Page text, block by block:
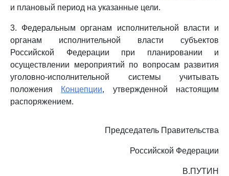
и плановый период на указанные цели.
3. Федеральным органам исполнительной власти и
органам исполнительной власти субъектов
Российской Федерации при планировании и
осуществлении мероприятий по вопросам развития
уголовно-исполнительной системы учитывать
положения Концепции, утвержденной настоящим
распоряжением.
Председатель Правительства
Российской Федерации
В.ПУТИН